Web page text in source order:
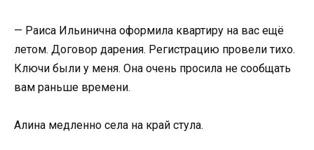
— Раиса Ильинична оформила квартиру на вас ещё
летом. Договор дарения. Регистрацию провели тихо.
Ключи были у меня. Она очень просила не сообщать
вам раньше времени.
Алина медленно села на край стула.